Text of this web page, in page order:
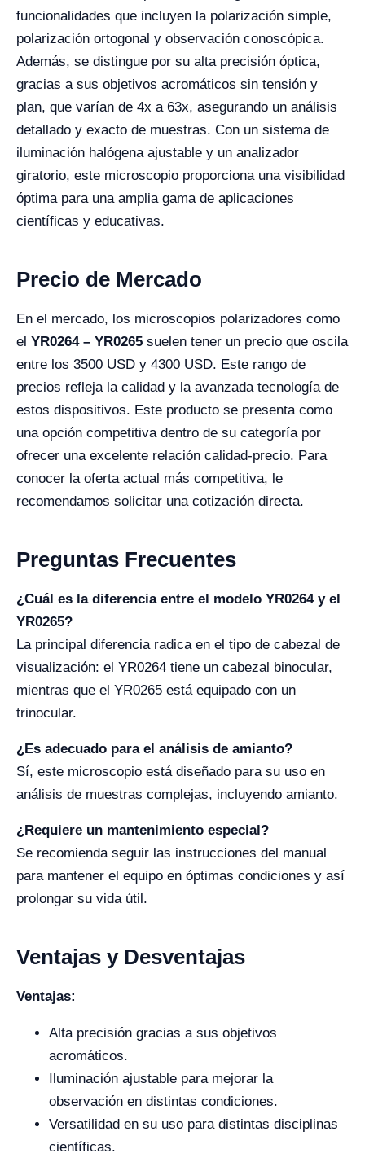
funcionalidades que incluyen la polarización simple,
polarización ortogonal y observación conoscópica.
Además, se distingue por su alta precisión óptica,
gracias a sus objetivos acromáticos sin tensión y
plan, que varían de 4x a 63x, asegurando un análisis
detallado y exacto de muestras. Con un sistema de
iluminación halógena ajustable y un analizador
giratorio, este microscopio proporciona una visibilidad
óptima para una amplia gama de aplicaciones
científicas y educativas.
Precio de Mercado
En el mercado, los microscopios polarizadores como
el YR0264 – YR0265 suelen tener un precio que oscila
entre los 3500 USD y 4300 USD. Este rango de
precios refleja la calidad y la avanzada tecnología de
estos dispositivos. Este producto se presenta como
una opción competitiva dentro de su categoría por
ofrecer una excelente relación calidad-precio. Para
conocer la oferta actual más competitiva, le
recomendamos solicitar una cotización directa.
Preguntas Frecuentes
¿Cuál es la diferencia entre el modelo YR0264 y el
YR0265?
La principal diferencia radica en el tipo de cabezal de
visualización: el YR0264 tiene un cabezal binocular,
mientras que el YR0265 está equipado con un
trinocular.
¿Es adecuado para el análisis de amianto?
Sí, este microscopio está diseñado para su uso en
análisis de muestras complejas, incluyendo amianto.
¿Requiere un mantenimiento especial?
Se recomienda seguir las instrucciones del manual
para mantener el equipo en óptimas condiciones y así
prolongar su vida útil.
Ventajas y Desventajas
Ventajas:
Alta precisión gracias a sus objetivos
acromáticos.
Iluminación ajustable para mejorar la
observación en distintas condiciones.
Versatilidad en su uso para distintas disciplinas
científicas.